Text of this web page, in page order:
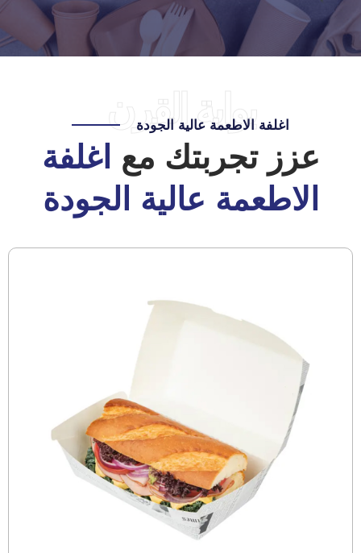
بوابة القرن
اغلفة الاطعمة عالية الجودة
عزز تجربتك مع اغلفة
الاطعمة عالية الجودة